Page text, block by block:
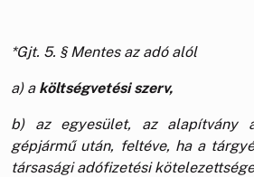
*Gjt. 5. § Mentes az adó alól
a) aköltségvetési szerv,
b) az egyesület, az alapítvány
gépjármű után, feltéve, ha a
társasági adófizetési